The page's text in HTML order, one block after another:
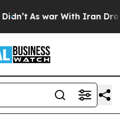
As war With Iran Drove oil